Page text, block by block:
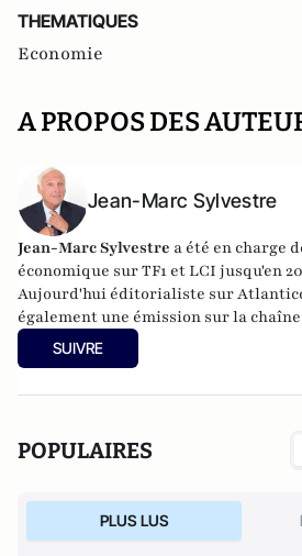
THEMATIQUES
Economie
A PROPOS DES
Jean-Marc Sylvestre
Jean-Marc Sylvestre a été en charge
économique sur TF1 et LCI jusqu'en
Aujourd'hui éditorialiste sur
également une émission sur la
SUIVRE
POPULAIRES
PLUS LUS